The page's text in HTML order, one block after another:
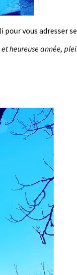
pour vous adresser
heureuse année,